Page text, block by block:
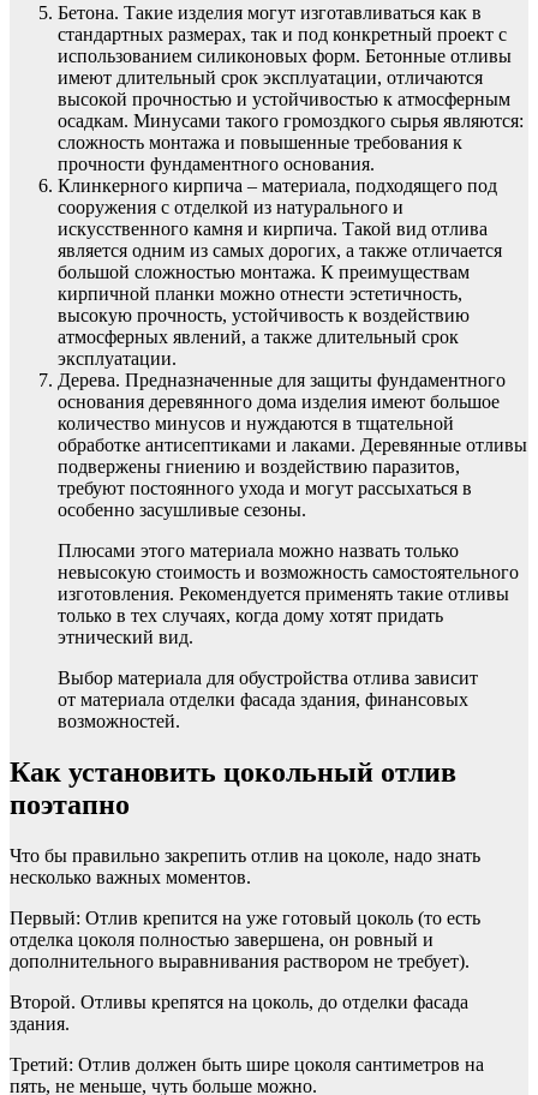
Бетона. Такие изделия могут изготавливаться как в
стандартных размерах, так и под конкретный проект с
использованием силиконовых форм. Бетонные отливы
имеют длительный срок эксплуатации, отличаются
высокой прочностью и устойчивостью к атмосферным
осадкам. Минусами такого громоздкого сырья являются:
сложность монтажа и повышенные требования к
прочности фундаментного основания.
Клинкерного кирпича – материала, подходящего под
сооружения с отделкой из натурального и
искусственного камня и кирпича. Такой вид отлива
является одним из самых дорогих, а также отличается
большой сложностью монтажа. К преимуществам
кирпичной планки можно отнести эстетичность,
высокую прочность, устойчивость к воздействию
атмосферных явлений, а также длительный срок
эксплуатации.
Дерева. Предназначенные для защиты фундаментного
основания деревянного дома изделия имеют большое
количество минусов и нуждаются в тщательной
обработке антисептиками и лаками. Деревянные отливы
подвержены гниению и воздействию паразитов,
требуют постоянного ухода и могут рассыхаться в
особенно засушливые сезоны.
Плюсами этого материала можно назвать только
невысокую стоимость и возможность самостоятельного
изготовления. Рекомендуется применять такие отливы
только в тех случаях, когда дому хотят придать
этнический вид.
Выбор материала для обустройства отлива зависит
от материала отделки фасада здания, финансовых
возможностей.
Как установить цокольный отлив
поэтапно
Что бы правильно закрепить отлив на цоколе, надо знать
несколько важных моментов.
Первый: Отлив крепится на уже готовый цоколь (то есть
отделка цоколя полностью завершена, он ровный и
дополнительного выравнивания раствором не требует).
Второй. Отливы крепятся на цоколь, до отделки фасада
здания.
Третий: Отлив должен быть шире цоколя сантиметров на
пять, не меньше, чуть больше можно.